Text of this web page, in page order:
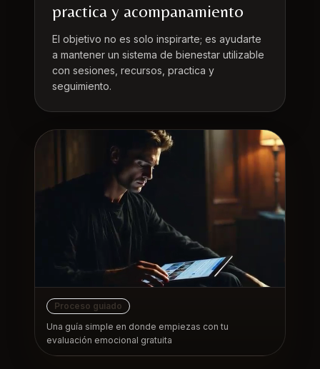
practica y acompanamiento
El objetivo no es solo inspirarte; es ayudarte
a mantener un sistema de bienestar utilizable
con sesiones, recursos, practica y
seguimiento.
Proceso guiado
Una guía simple en donde empiezas con tu
evaluación emocional gratuita